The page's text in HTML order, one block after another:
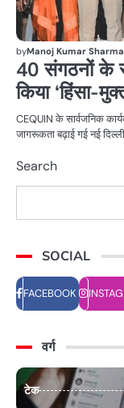
byManoj Kumar Sharma
40 संगठनों के
किया ‘हिंसा-
CEQUIN के सार्वजनिक
जागरूकता बढ़ाई गई नई
Search
SOCIAL
FACEBOOK
वर्ग
टेक